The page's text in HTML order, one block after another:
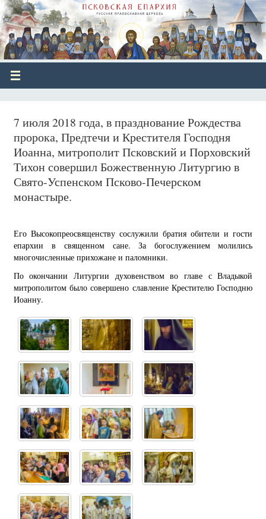
7 июля 2018 года, в празднование Рождества
пророка, Предтечи и Крестителя Господня
Иоанна, митрополит Псковский и Порховский
Тихон совершил Божественную Литургию в
Свято-Успенском Псково-Печерском
монастыре.
Его Высокопреосвященству сослужили братия обители и гости
епархии в священном сане. За богослужением молились
многочисленные прихожане и паломники.
По окончании Литургии духовенством во главе с Владыкой
митрополитом было совершено славление Крестителю Господню
Иоанну.